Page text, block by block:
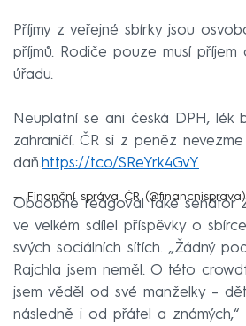
Příjmy z veřejné sbírky jsou
příjmů. Rodiče pouze musí příjem
úřadu.
Neuplatní se ani česká DPH, lék
zahraničí. ČR si z peněz
daň.https://t.co/SReYrk4GvY
— Finanční správa ČR
Obdobně reagoval také senátor
ve velkém sdílel příspěvky o
svých sociálních sítích. „Žádný
Rajchla jsem neměl. O této
jsem věděl od své manželky –
následně i od přátel a